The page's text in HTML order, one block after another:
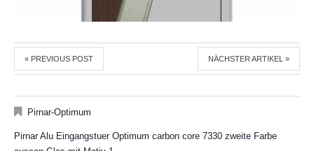
« PREVIOUS POST NÄCHSTER ARTIKEL »
Pirnar-Optimum
Pirnar Alu Eingangstuer Optimum carbon core 7330 zweite Farbe